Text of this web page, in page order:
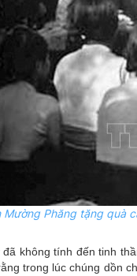
Mường Phăng tặng quà
không tính đến tinh
trong lúc chúng dồn